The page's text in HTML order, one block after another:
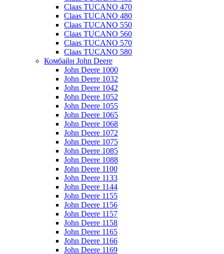
Claas TUCANO 470
Claas TUCANO 480
Claas TUCANO 550
Claas TUCANO 560
Claas TUCANO 570
Claas TUCANO 580
Комбайн John Deere
John Deere 1000
John Deere 1032
John Deere 1042
John Deere 1052
John Deere 1055
John Deere 1065
John Deere 1068
John Deere 1072
John Deere 1075
John Deere 1085
John Deere 1088
John Deere 1100
John Deere 1133
John Deere 1144
John Deere 1155
John Deere 1156
John Deere 1157
John Deere 1158
John Deere 1165
John Deere 1166
John Deere 1169